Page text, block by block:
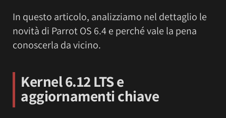
In questo articolo, analizziamo nel dettaglio le
novità di Parrot OS 6.4 e perché vale la pena
conoscerla da vicino.
Kernel 6.12 LTS e
aggiornamenti chiave